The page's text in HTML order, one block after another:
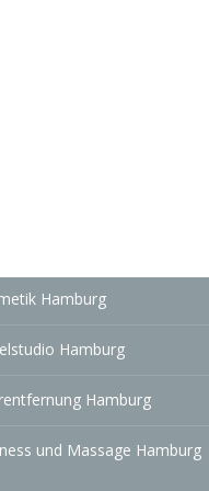
Hamburg
Hamburg
Hamburg
und Massage Hamburg